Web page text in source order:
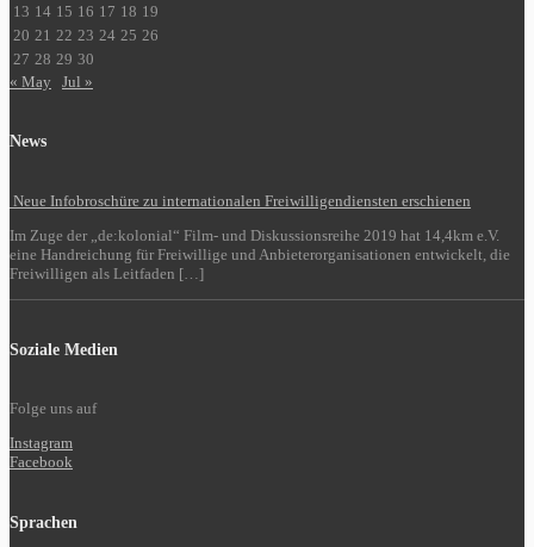
13 14 15 16 17 18 19
20 21 22 23 24 25 26
27 28 29 30
« May
Jul »
News
Neue Infobroschüre zu internationalen Freiwilligendiensten erschienen
Im Zuge der „de:kolonial“ Film- und Diskussionsreihe 2019 hat 14,4km e.V.
eine Handreichung für Freiwillige und Anbieterorganisationen entwickelt, die
Freiwilligen als Leitfaden […]
Soziale Medien
Folge uns auf
Instagram
Facebook
Sprachen